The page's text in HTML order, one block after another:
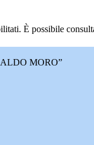
È possibile
MORO”